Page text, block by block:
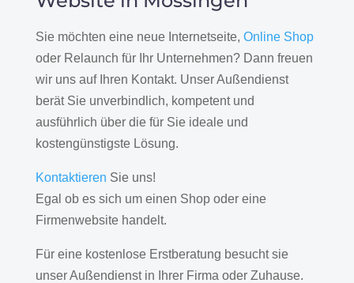
Sie möchten eine neue Internetseite, Online Shop
oder Relaunch für Ihr Unternehmen? Dann freuen
wir uns auf Ihren Kontakt. Unser Außendienst
berät Sie unverbindlich, kompetent und
ausführlich über die für Sie ideale und
kostengünstigste Lösung.
Kontaktieren Sie uns!
Egal ob es sich um einen Shop oder eine
Firmenwebsite handelt.
Für eine kostenlose Erstberatung besucht sie
unser Außendienst in Ihrer Firma oder Zuhause.